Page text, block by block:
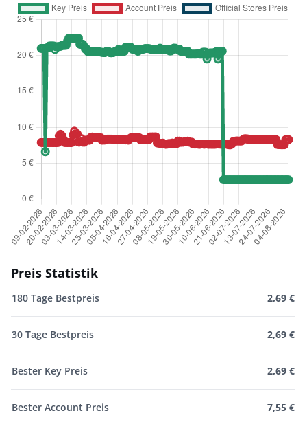
Preis Statistik
180 Tage Bestpreis 2,69 €
30 Tage Bestpreis 2,69 €
Bester Key Preis 2,69 €
Bester Account Preis 7,55 €